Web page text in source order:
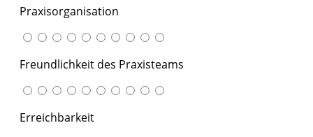
Praxisorganisation
Freundlichkeit des Praxisteams
Erreichbarkeit